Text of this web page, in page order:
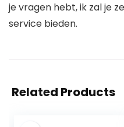
je vragen hebt, ik zal je
service bieden.
Related Products